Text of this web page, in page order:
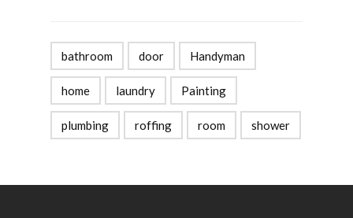
bathroom door Handyman
home laundry Painting
plumbing roffing room shower